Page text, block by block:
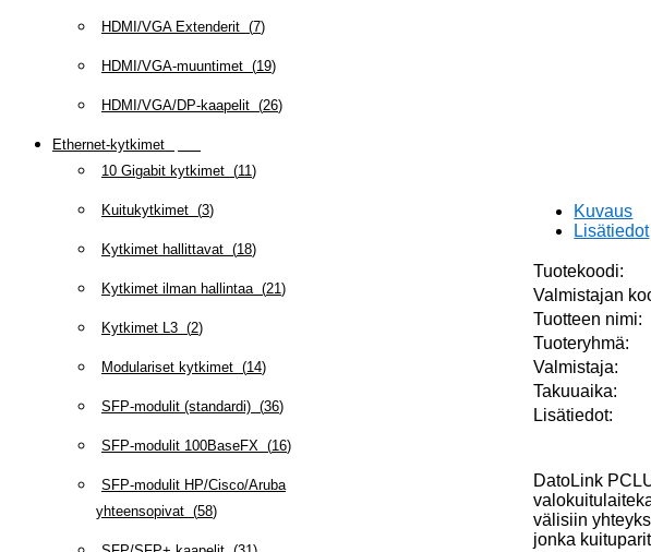
HDMI/VGA Extenderit (7)
HDMI/VGA-muuntimet (19)
HDMI/VGA/DP-kaapelit (26)
Ethernet-kytkimet
10 Gigabit kytkimet (11)
Kuitukytkimet (3)
Kytkimet hallittavat (18)
Kytkimet ilman hallintaa (21)
Kytkimet L3 (2)
Modulariset kytkimet (14)
SFP-modulit (standardi) (36)
SFP-modulit 100BaseFX (16)
SFP-modulit HP/Cisco/Aruba
yhteensopivat (58)
Kuvaus
Lisätiedot
Tuotekoodi:
Valmistajan
Tuotteen nimi:
Tuoteryhmä:
Valmistaja:
Takuuaika:
Lisätiedot:
DatoLink
välisiin
jonka